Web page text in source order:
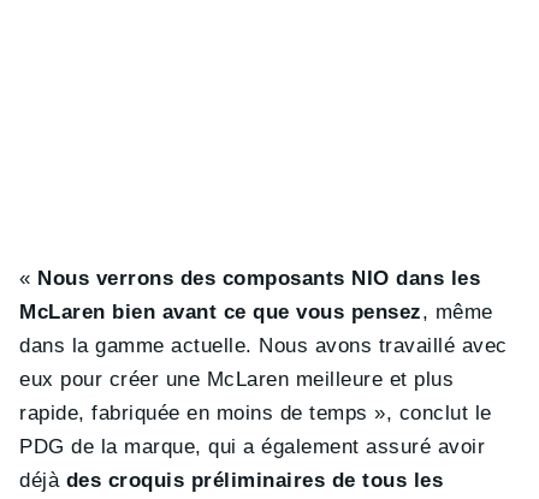
« Nous verrons des composants NIO dans les
McLaren bien avant ce que vous pensez, même
dans la gamme actuelle. Nous avons travaillé avec
eux pour créer une McLaren meilleure et plus
rapide, fabriquée en moins de temps », conclut le
PDG de la marque, qui a également assuré avoir
déjà des croquis préliminaires de tous les